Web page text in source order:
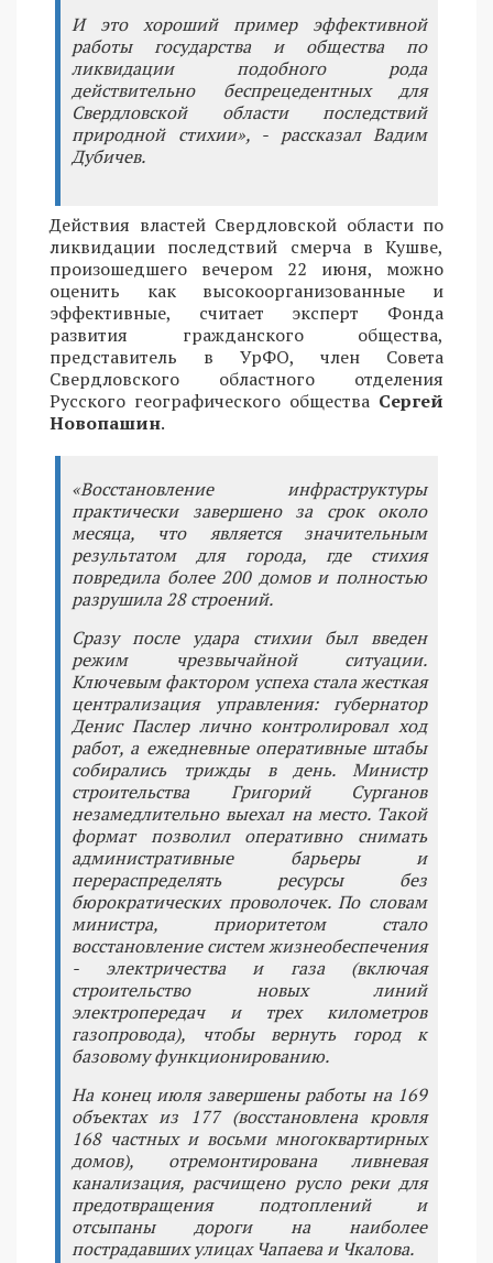
И это хороший пример эффективной
работы государства и общества по
ликвидации подобного рода
действительно беспрецедентных для
Свердловской области последствий
природной стихии», - рассказал Вадим
Дубичев.
Действия властей Свердловской области по
ликвидации последствий смерча в Кушве,
произошедшего вечером 22 июня, можно
оценить как высокоорганизованные и
эффективные, считает эксперт Фонда
развития гражданского общества,
представитель в УрФО, член Совета
Свердловского областного отделения
Русского географического общества Сергей
Новопашин.
«Восстановление инфраструктуры
практически завершено за срок около
месяца, что является значительным
результатом для города, где стихия
повредила более 200 домов и полностью
разрушила 28 строений.
Сразу после удара стихии был введен
режим чрезвычайной ситуации.
Ключевым фактором успеха стала жесткая
централизация управления: губернатор
Денис Паслер лично контролировал ход
работ, а ежедневные оперативные штабы
собирались трижды в день. Министр
строительства Григорий Сурганов
незамедлительно выехал на место. Такой
формат позволил оперативно снимать
административные барьеры и
перераспределять ресурсы без
бюрократических проволочек. По словам
министра, приоритетом стало
восстановление систем жизнеобеспечения
- электричества и газа (включая
строительство новых линий
электропередач и трех километров
газопровода), чтобы вернуть город к
базовому функционированию.
На конец июля завершены работы на 169
объектах из 177 (восстановлена кровля
168 частных и восьми многоквартирных
домов), отремонтирована ливневая
канализация, расчищено русло реки для
предотвращения подтоплений и
отсыпаны дороги на наиболее
пострадавших улицах Чапаева и Чкалова.